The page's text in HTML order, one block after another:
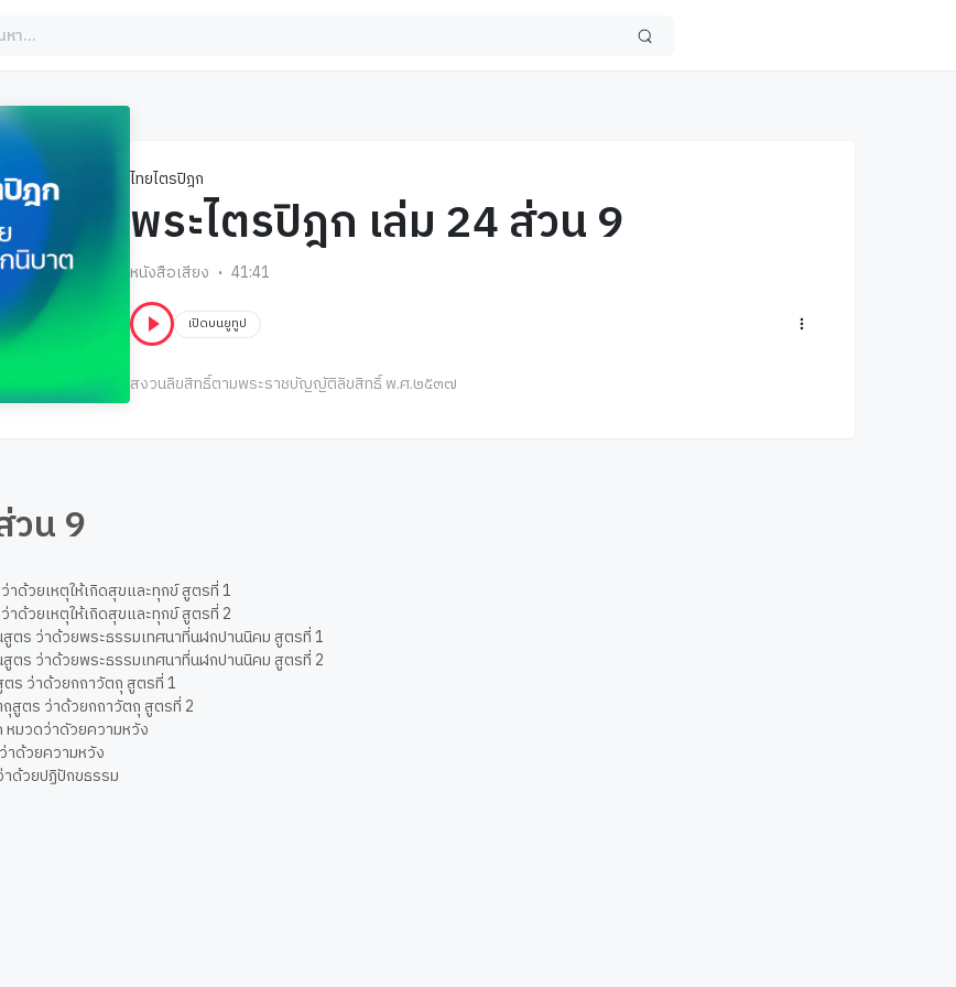
ไทยไตรปิฎก
พระไตรปิฎก เล่ม 24 ส่วน 9
หนังสือเสียง 41:41
เปิดบนยูทูป
สงวนลิขสิทธิ์ตามพระราชบัญญัติลิขสิทธิ์ พ.ศ.๒๕๓๗
วน 9
าด้วยเหตุให้เกิดสุขและทุกข์ สูตรที่ 1
าด้วยเหตุให้เกิดสุขและทุกข์ สูตรที่ 2
ตร ว่าด้วยพระธรรมเทศนาที่นฬกปานนิคม สูตรที่ 1
ตร ว่าด้วยพระธรรมเทศนาที่นฬกปานนิคม สูตรที่ 2
ร ว่าด้วยกถาวัตถุ สูตรที่ 1
สูตร ว่าด้วยกถาวัตถุ สูตรที่ 2
หมวดว่าดัวยความหวัง
าด้วยความหวัง
ด้วยปฏิปักขธรรม